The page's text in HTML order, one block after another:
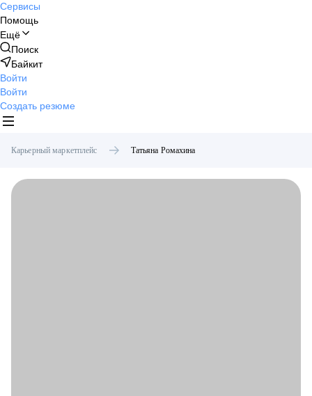
Сервисы
Помощь
Ещё
Поиск
Байкит
Войти
Войти
Создать резюме
Карьерный маркетплейс Татьяна Ромахина